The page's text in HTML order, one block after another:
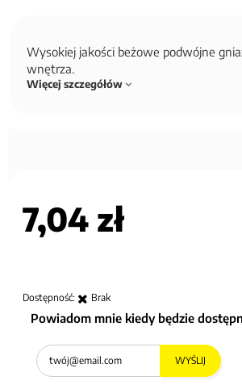
Wysokiej jakości beżowe podwójne
wnętrza.
Więcej szczegółów
7,04 zł
Dostępność: Brak
Powiadom mnie kiedy będzie
WYŚLIJ